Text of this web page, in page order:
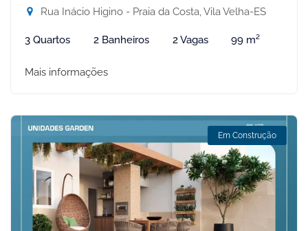
Rua Inácio Higino - Praia da Costa, Vila Velha-ES
3 Quartos 2 Banheiros 2 Vagas 99 m²
Mais informações
Em Construção